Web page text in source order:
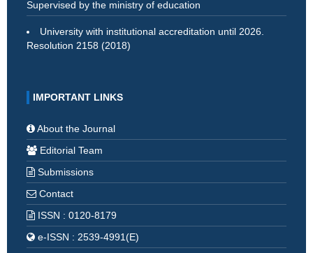
Supervised by the ministry of education
University with institutional accreditation until 2026.
Resolution 2158 (2018)
IMPORTANT LINKS
About the Journal
Editorial Team
Submissions
Contact
ISSN : 0120-8179
e-ISSN : 2539-4991(E)